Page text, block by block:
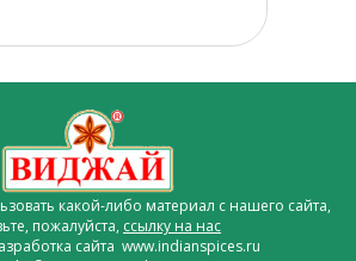
какой-либо материал с нашего сайта,
пожалуйста, ссылку на нас
сайта www.indianspices.ru